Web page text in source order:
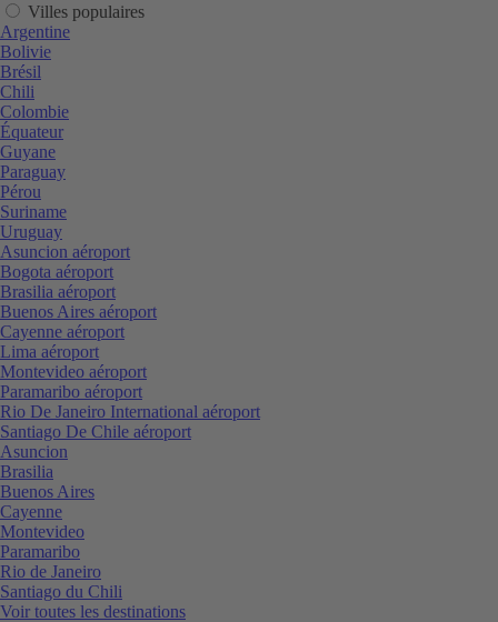
Villes populaires
Argentine
Bolivie
Brésil
Chili
Colombie
Équateur
Guyane
Paraguay
Pérou
Suriname
Uruguay
Asuncion aéroport
Bogota aéroport
Brasilia aéroport
Buenos Aires aéroport
Cayenne aéroport
Lima aéroport
Montevideo aéroport
Paramaribo aéroport
Rio De Janeiro International aéroport
Santiago De Chile aéroport
Asuncion
Brasilia
Buenos Aires
Cayenne
Montevideo
Paramaribo
Rio de Janeiro
Santiago du Chili
Voir toutes les destinations